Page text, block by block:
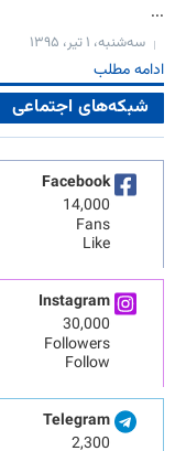
...
سه‌شنبه، ۱ تیر، ۱۳۹۵
ادامه مطلب
شبکه‌های اجتماعی
Facebook
14,000
Fans
Like
Instagram
30,000
Followers
Follow
Telegram
2,300